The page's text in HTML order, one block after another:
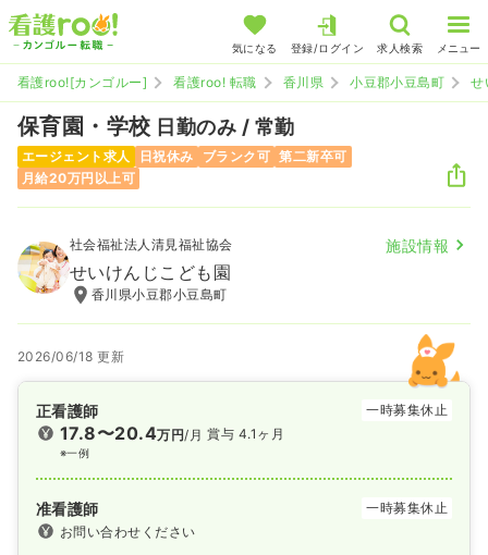
気になる 登録/ログイン 求人検索 メニュー
看護roo![カンゴルー] 看護roo! 転職 香川県 小豆郡小豆島町 せ
保育園・学校 日勤のみ / 常勤
エージェント求人 日祝休み ブランク可 第二新卒可
月給20万円以上可
社会福祉法人清見福祉協会 施設情報
せいけんじこども園
香川県小豆郡小豆島町
2026/06/18 更新
正看護師 一時募集休止
17.8〜20.4万円/月
※一例
賞与 4.1ヶ月
准看護師
一時募集休止
お問い合わせください